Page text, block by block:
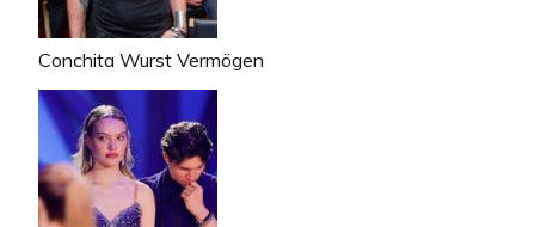
Conchita Wurst Vermögen